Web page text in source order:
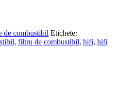
de combustibil Etichete:
, filtru de combustibil, hifi, hifi